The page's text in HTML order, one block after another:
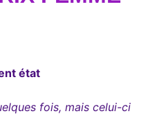
état
fois, mais celui-ci